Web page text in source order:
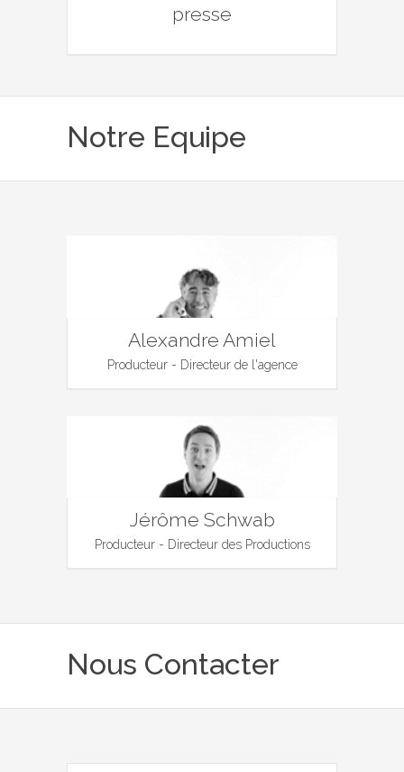
presse
Notre Equipe
Alexandre Amiel
Producteur - Directeur de l'agence
Jérôme Schwab
Producteur - Directeur des Productions
Nous Contacter